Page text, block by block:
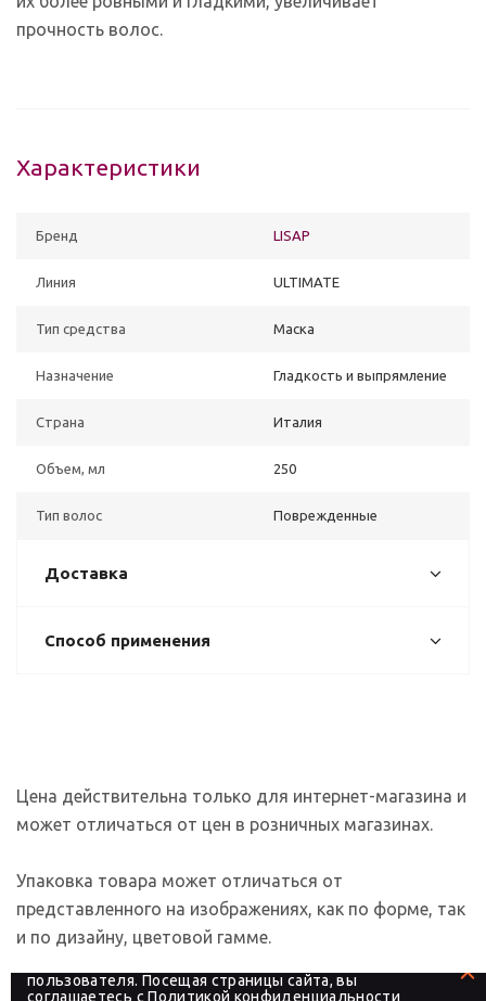
прочность волос.
Характеристики
Бренд LISAP
Линия ULTIMATE
Тип средства Маска
Назначение Гладкость и выпрямление
Страна Италия
Объем, мл 250
Тип волос Поврежденные
Доставка
Способ применения
Цена действительна только для интернет-магазина и
может отличаться от цен в розничных магазинах.
Упаковка товара может отличаться от
представленного на изображениях, как по форме, так
и по дизайну, цветовой гамме.
На сайте используются файлы cookies, которые его
пользователя. Посещая страницы сайта, вы
соглашаетесь сПолитикой конфиденциальности